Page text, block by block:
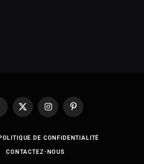
X
InstagramPinterest
DE CONFIDENTIALITÉ
CONTACTEZ-NOUS